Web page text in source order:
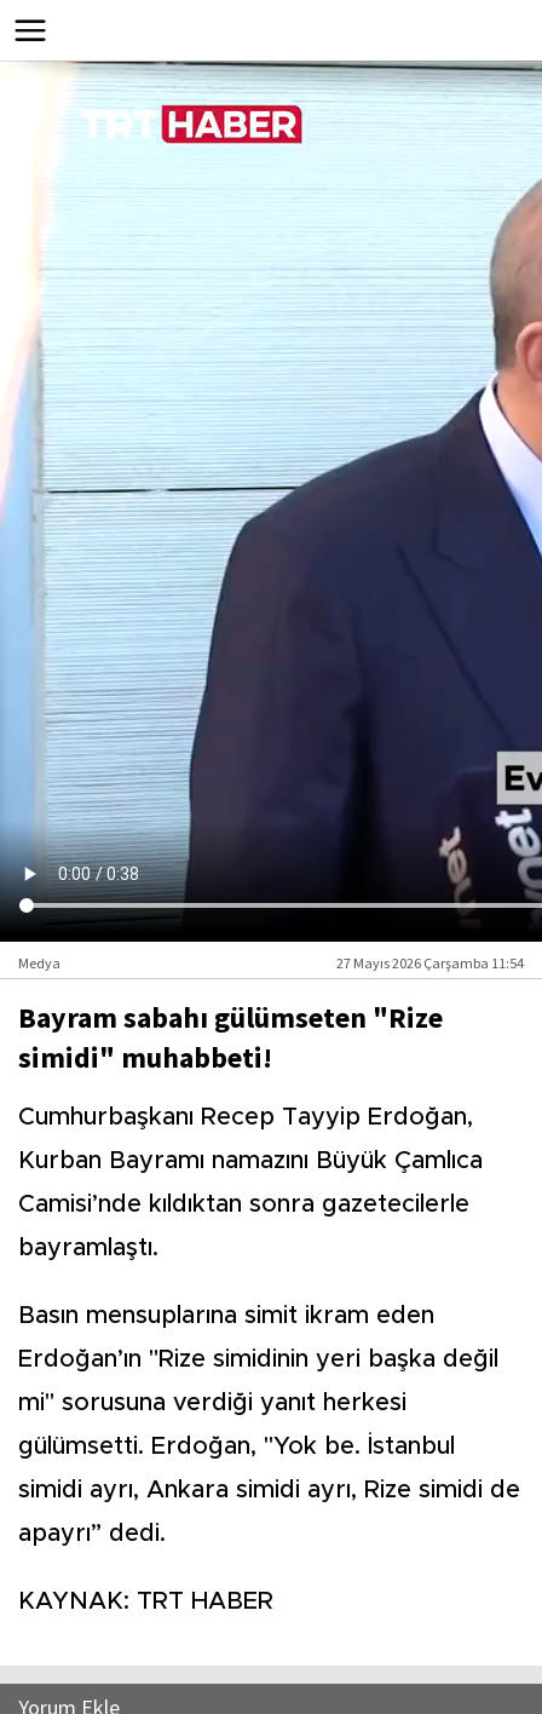
Medya 27 Mayıs 2026 Çarşamba 11:54
Bayram sabahı gülümseten "Rize
simidi" muhabbeti!
Cumhurbaşkanı Recep Tayyip Erdoğan,
Kurban Bayramı namazını Büyük Çamlıca
Camisi’nde kıldıktan sonra gazetecilerle
bayramlaştı.
Basın mensuplarına simit ikram eden
Erdoğan’ın "Rize simidinin yeri başka değil
mi" sorusuna verdiği yanıt herkesi
gülümsetti. Erdoğan, "Yok be. İstanbul
simidi ayrı, Ankara simidi ayrı, Rize simidi de
apayrı” dedi.
KAYNAK: TRT HABER
Yorum Ekle